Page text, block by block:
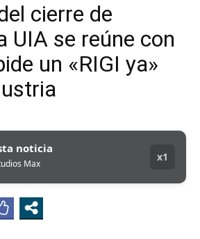
MUNICIPAL
cierre de
UIA se reúne con
un «RIGI ya»
noticia
Max
x1